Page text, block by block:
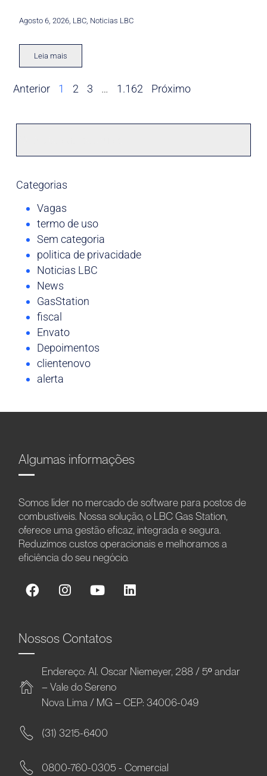
Agosto 6, 2026 LBC Noticias LBC
Leia mais
Anterior 1 2 3 … 1.162 Próximo
Categorias
Vagas
termo de uso
Sem categoria
politica de privacidade
Noticias LBC
News
GasStation
fiscal
Envato
Depoimentos
clientenovo
alerta
Algumas informações
Somos líder no mercado de software para postos de
combustíveis. Nossa solução, o LBC Gas Station,
oferece uma gestão eficaz, integrada e segura.
Reduzimos custos operacionais e melhoramos a
eficiência do seu negócio.
Nossos Contatos
Endereço: Al. Oscar Niemeyer, 288 / 5º andar
– Vale do Sereno
Nova Lima / MG – CEP: 34006-049
(31) 3215-6400
0800-760-0305 - Comercial